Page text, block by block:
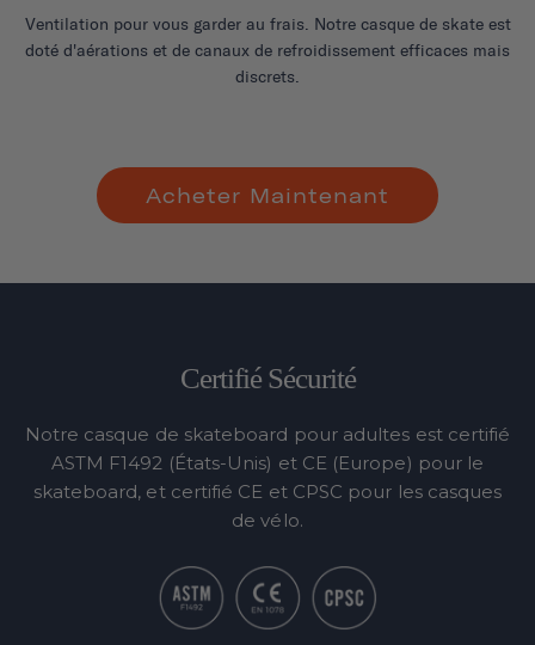
Ventilation pour vous garder au frais. Notre casque de skate est
doté d'aérations et de canaux de refroidissement efficaces mais
discrets.
Acheter Maintenant
Certifié Sécurité
Notre casque de skateboard pour adultes est certifié
ASTM F1492 (États-Unis) et CE (Europe) pour le
skateboard, et certifié CE et CPSC pour les casques
de vélo.